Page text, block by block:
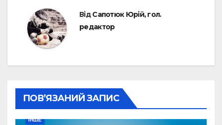
ВідСапотюк Юрій, гол.
редактор
ПОВ’ЯЗАНИЙ ЗАПИС
ІНШЕ